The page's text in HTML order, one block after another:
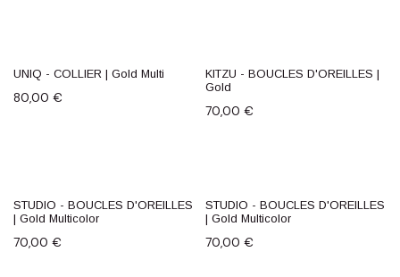
UNIQ - COLLIER | Gold Multi
80,00 €
KITZU - BOUCLES D'OREILLES |
Gold
70,00 €
STUDIO - BOUCLES D'OREILLES
| Gold Multicolor
70,00 €
STUDIO - BOUCLES D'OREILLES
| Gold Multicolor
70,00 €